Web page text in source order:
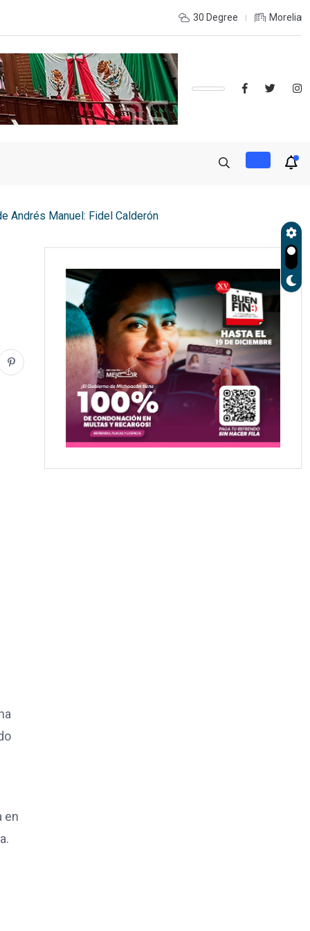
RECONSTRUCCIÓN DEL TEJIDO SOCIAL, INVITA RECTORA
30 Degree Morelia
Andrés Manuel: Fidel Calderón
en